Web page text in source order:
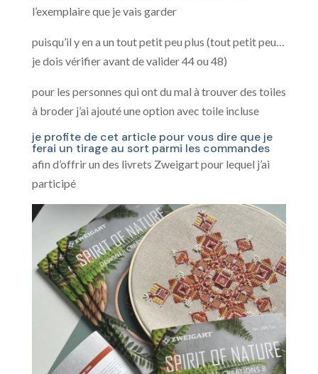
l’exemplaire que je vais garder
puisqu’il y en a un tout petit peu plus (tout petit peu…
je dois vérifier avant de valider 44 ou 48)
pour les personnes qui ont du mal à trouver des toiles
à broder j’ai ajouté une option avec toile incluse
je profite de cet article pour vous dire que je
ferai un tirage au sort parmi les commandes
afin d’offrir un des livrets Zweigart pour lequel j’ai
participé